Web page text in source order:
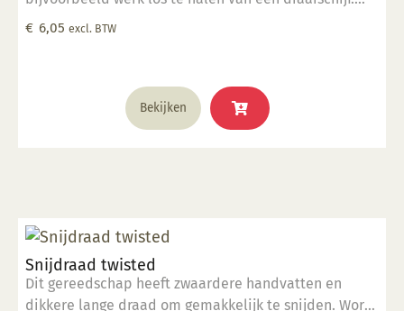
Gemaakt van hoogwaardig nylon.
€ 6,05 excl. BTW
Bekijken
Snijdraad twisted
Dit gereedschap heeft zwaardere handvatten en
dikkere lange draad om gemakkelijk te snijden. Wordt